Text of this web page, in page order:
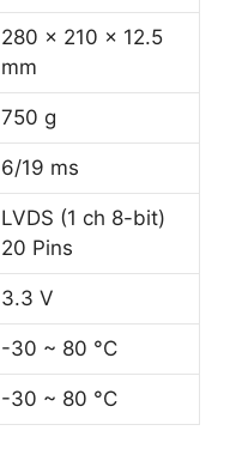
280 x 210 x 12.5
mm
750 g
6/19 ms
LVDS (1 ch 8-bit)
20 Pins
3.3 V
-30 ~ 80 °C
-30 ~ 80 °C